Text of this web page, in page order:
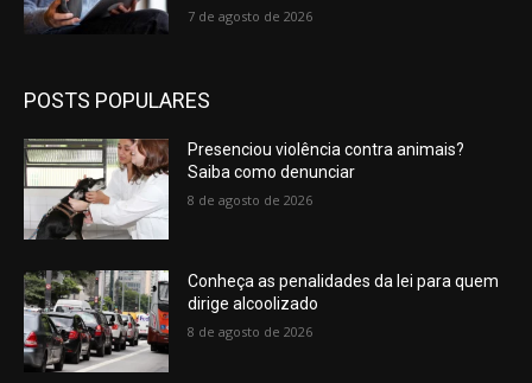
7 de agosto de 2026
POSTS POPULARES
Presenciou violência contra animais?
Saiba como denunciar
8 de agosto de 2026
Conheça as penalidades da lei para quem
dirige alcoolizado
8 de agosto de 2026